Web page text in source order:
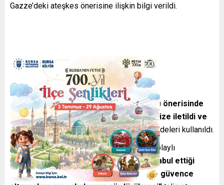
Gazze’deki ateşkes önerisine ilişkin bilgi verildi.
Açıklamada,“Hamas’ın Katar’ın (ateşkes) önerisinde
yapmak istediği değişiklikler dün gece bize iletildi ve
bunlar İsrail için kabul edilebilir değil” ifadeleri kullanıldı.
İsrail Başbakanı Binyamin Netanyahu’nun dolaylı
görüşmelerin kabul edilmesi ve “İsrail’in kabul ettiği
Katar önerisi doğrultusunda rehinelerin güvence